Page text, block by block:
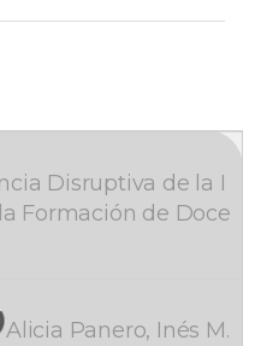
Disruptiva de la I
Formación de Doce
Panero, Inés M.